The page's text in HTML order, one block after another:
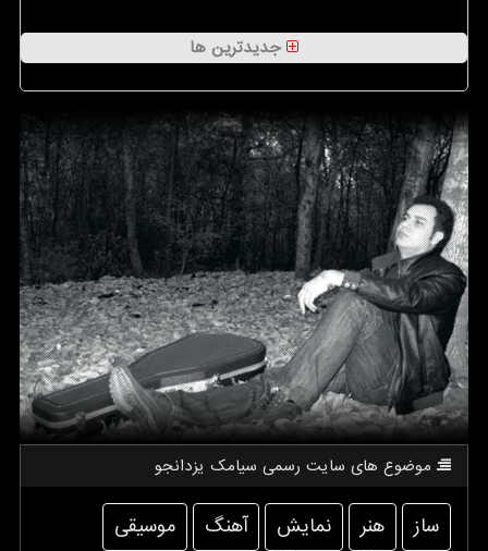
جدیدترین ها
موضوع های سایت رسمی سیامك یزدانجو
ساز هنر نمایش آهنگ
موسیقی